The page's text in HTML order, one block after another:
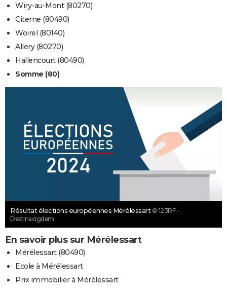
Wiry-au-Mont (80270)
Citerne (80490)
Woirel (80140)
Allery (80270)
Hallencourt (80490)
Somme (80)
Résultat élections européennes Mérélessart © 123RF -
Destinacigdem
En savoir plus sur Mérélessart
Mérélessart (80490)
Ecole à Mérélessart
Prix immobilier à Mérélessart